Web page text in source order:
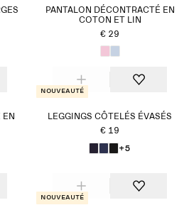
PANTALON DÉCONTRACTÉ EN
COTON ET LIN
€ 29
EN
Nouveauté
LEGGINGS CÔTELÉS ÉVASÉS
€ 19
+5
Nouveauté